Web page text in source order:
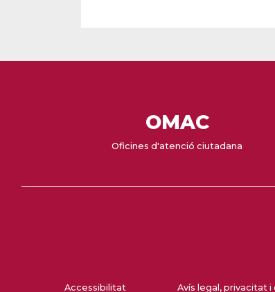
OMAC
Oficines d'atenció ciutadana
Accessibilitat Avís legal, privacitat i